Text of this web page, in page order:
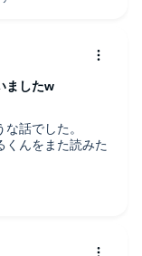
話でした。
くんをまた読みた
ましたw